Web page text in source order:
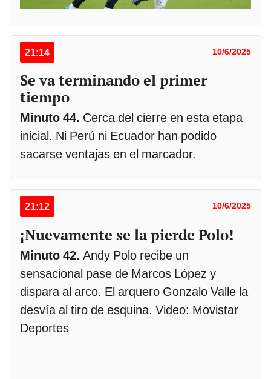
21:14 10/6/2025
Se va terminando el primer
tiempo
Minuto 44. Cerca del cierre en esta etapa
inicial. Ni Perú ni Ecuador han podido
sacarse ventajas en el marcador.
21:12 10/6/2025
¡Nuevamente se la pierde Polo!
Minuto 42. Andy Polo recibe un
sensacional pase de Marcos López y
dispara al arco. El arquero Gonzalo Valle la
desvía al tiro de esquina. Video: Movistar
Deportes